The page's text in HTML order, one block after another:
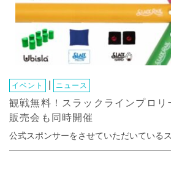
イベント ニュース
観戦無料！スラックラインプロリ
販売会も同時開催
公式スポンサーをさせていただいている